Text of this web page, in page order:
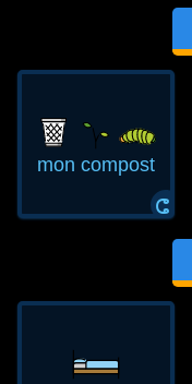
mon compost
ⵛ